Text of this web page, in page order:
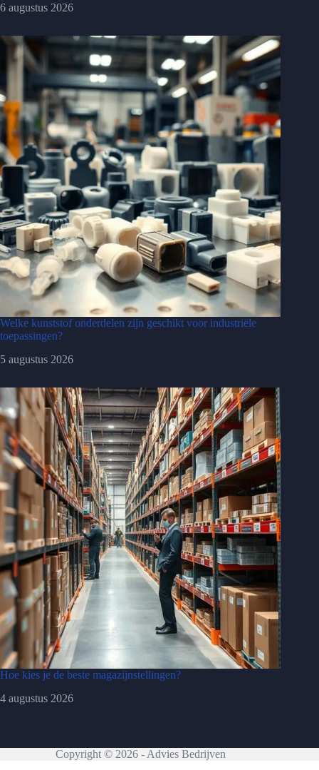
6 augustus 2026
Welke kunststof onderdelen zijn geschikt voor industriële
toepassingen?
5 augustus 2026
Hoe kies je de beste magazijnstellingen?
4 augustus 2026
Copyright © 2026 - Advies Bedrijven